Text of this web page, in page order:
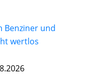
Benziner und
wertlos